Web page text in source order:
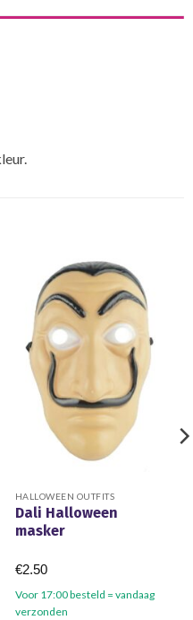
HALLOWEEN OUTFITS
Dali Halloween
masker
Voor 17:00 besteld = vandaag
verzonden
€2.50